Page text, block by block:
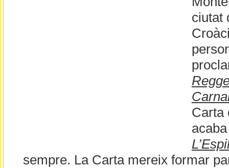
ciutat
Carta
sempre. La Carta mereix formar